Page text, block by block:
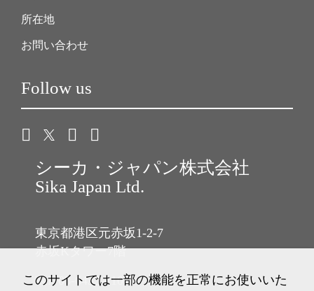
所在地
お問い合わせ
Follow us
シーカ・ジャパン株式会社
Sika Japan Ltd.
東京都港区元赤坂1-2-7
赤坂Kタワー7階
Tel: 03-6433-2101
このサイトでは一部の機能を正常にお使いいた